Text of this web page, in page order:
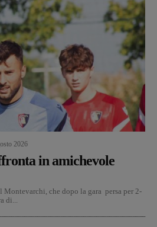
2026
in amichevole
Montevarchi, che dopo la gara persa per 2-
di...